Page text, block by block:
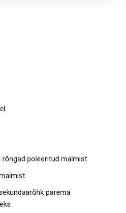
rõngad poleeritud malmist
parema